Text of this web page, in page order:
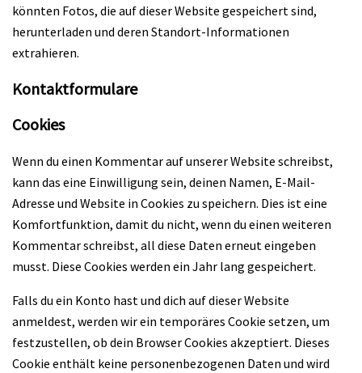
könnten Fotos, die auf dieser Website gespeichert sind,
herunterladen und deren Standort-Informationen
extrahieren.
Kontaktformulare
Cookies
Wenn du einen Kommentar auf unserer Website schreibst,
kann das eine Einwilligung sein, deinen Namen, E-Mail-
Adresse und Website in Cookies zu speichern. Dies ist eine
Komfortfunktion, damit du nicht, wenn du einen weiteren
Kommentar schreibst, all diese Daten erneut eingeben
musst. Diese Cookies werden ein Jahr lang gespeichert.
Falls du ein Konto hast und dich auf dieser Website
anmeldest, werden wir ein temporäres Cookie setzen, um
festzustellen, ob dein Browser Cookies akzeptiert. Dieses
Cookie enthält keine personenbezogenen Daten und wird